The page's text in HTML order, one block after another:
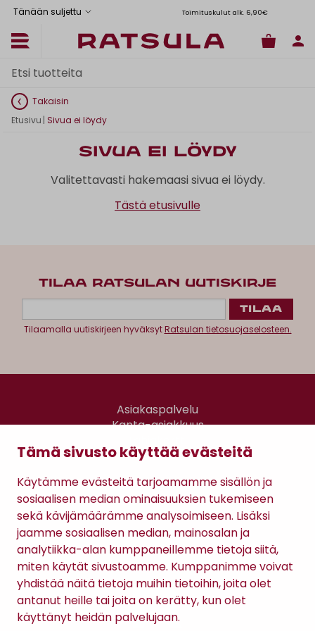
Tämä sivusto käyttää evästeitä
Käytämme evästeitä tarjoamamme sisällön ja
sosiaalisen median ominaisuuksien tukemiseen
sekä kävijämäärämme analysoimiseen. Lisäksi
jaamme sosiaalisen median, mainosalan ja
analytiikka-alan kumppaneillemme tietoja siitä,
miten käytät sivustoamme. Kumppanimme voivat
yhdistää näitä tietoja muihin tietoihin, joita olet
antanut heille tai joita on kerätty, kun olet
käyttänyt heidän palvelujaan.
Tänään suljettu Toimituskulut alk. 6,90€
Takaisin
Etusivu | Sivua ei löydy
Sivua ei löydy
Valitettavasti hakemaasi sivua ei löydy.
Tästä etusivulle
TILAA RATSULAN UUTISKIRJE
Tilaamalla uutiskirjeen hyväksytRatsulan tietosuojaselosteen.
Asiakaspalvelu
Kanta-asiakkuus
Gomee Ratsula Café
Sopimusehdot
Tietosuojaseloste
Maksutavat